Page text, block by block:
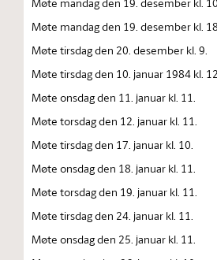
Møte mandag den 19. desember kl.
Møte tirsdag den 20. desember kl. 9.
Møte tirsdag den 10. januar 1984 kl.
Møte onsdag den 11. januar kl. 11.
Møte torsdag den 12. januar kl. 11.
Møte tirsdag den 17. januar kl. 10.
Møte onsdag den 18. januar kl. 11.
Møte torsdag den 19. januar kl. 11.
Møte tirsdag den 24. januar kl. 11.
Møte onsdag den 25. januar kl. 11.